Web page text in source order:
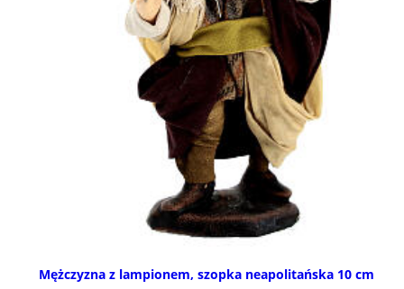
Mężczyzna z lampionem, szopka neapolitańska 10 cm